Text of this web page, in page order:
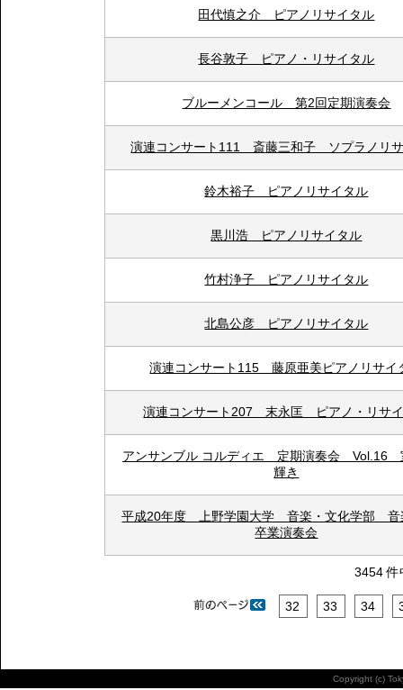
田代慎之介 ピアノリサイタル
長谷敦子 ピアノ・リサイタル
ブルーメンコール 第2回定期演奏会
演連コンサート111 斎藤三和子 ソプラノリ
鈴木裕子 ピアノリサイタル
黒川浩 ピアノリサイタル
竹村浄子 ピアノリサイタル
北島公彦 ピアノリサイタル
演連コンサート115 藤原亜美ピアノリサイ
演連コンサート207 末永匡 ピアノ・リサ
アンサンブル コルディエ 定期演奏会 Vol.16
輝き
平成20年度 上野学園大学 音楽・文化学部
卒業演奏会
3454 件
32 33 34
Copyright (c)